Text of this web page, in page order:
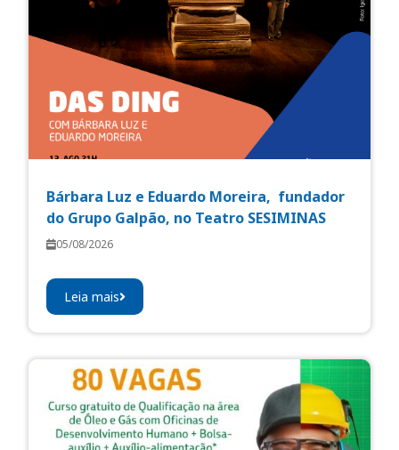
Bárbara Luz e Eduardo Moreira, fundador
do Grupo Galpão, no Teatro SESIMINAS
05/08/2026
Leia mais